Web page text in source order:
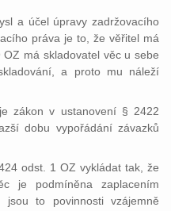
a účel úpravy zadržovacího
práva je to, že věřitel má
má skladovatel věc u sebe
a proto mu náleží
zákon v ustanovení § 2422
dobu vypořádání závazků
odst. 1 OZ vykládat tak, že
je podmíněna zaplacením
jsou to povinnosti vzájemně